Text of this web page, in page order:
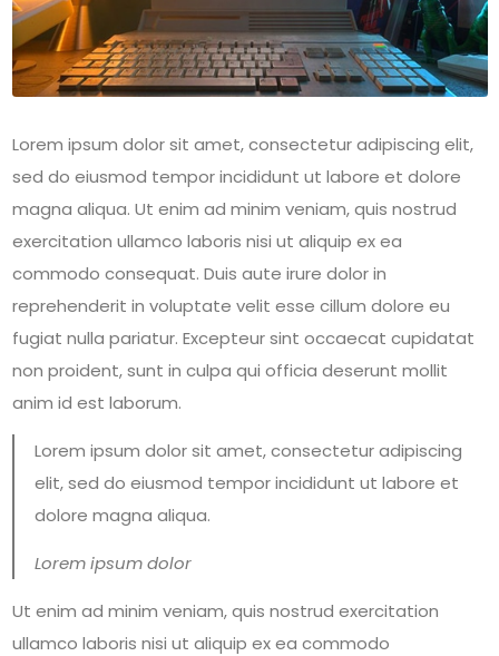
Lorem ipsum dolor sit amet, consectetur adipiscing elit,
sed do eiusmod tempor incididunt ut labore et dolore
magna aliqua. Ut enim ad minim veniam, quis nostrud
exercitation ullamco laboris nisi ut aliquip ex ea
commodo consequat. Duis aute irure dolor in
reprehenderit in voluptate velit esse cillum dolore eu
fugiat nulla pariatur. Excepteur sint occaecat cupidatat
non proident, sunt in culpa qui officia deserunt mollit
anim id est laborum.
Lorem ipsum dolor sit amet, consectetur adipiscing
elit, sed do eiusmod tempor incididunt ut labore et
dolore magna aliqua.
Lorem ipsum dolor
Ut enim ad minim veniam, quis nostrud exercitation
ullamco laboris nisi ut aliquip ex ea commodo